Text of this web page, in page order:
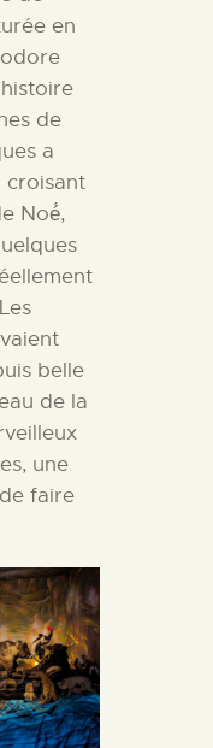
en
de
a
croisant
Noé́,
belle
de la
une
faire